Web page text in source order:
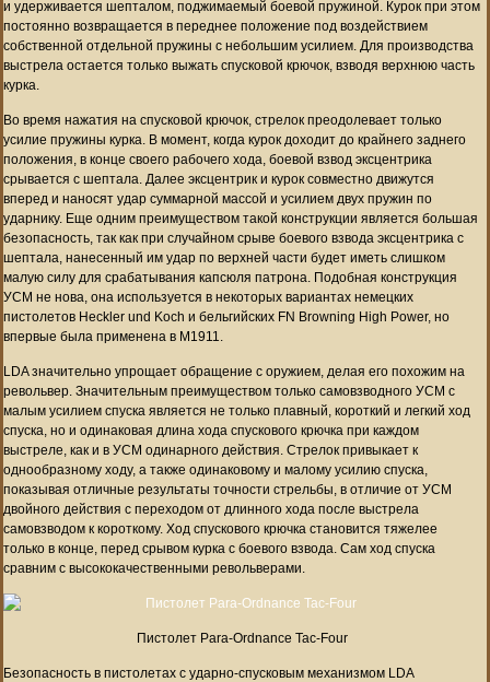
и удерживается шепталом, поджимаемый боевой пружиной. Курок при этом
постоянно возвращается в переднее положение под воздействием
собственной отдельной пружины с небольшим усилием. Для производства
выстрела остается только выжать спусковой крючок, взводя верхнюю часть
курка.
Во время нажатия на спусковой крючок, стрелок преодолевает только
усилие пружины курка. В момент, когда курок доходит до крайнего заднего
положения, в конце своего рабочего хода, боевой взвод эксцентрика
срывается с шептала. Далее эксцентрик и курок совместно движутся
вперед и наносят удар суммарной массой и усилием двух пружин по
ударнику. Еще одним преимуществом такой конструкции является большая
безопасность, так как при случайном срыве боевого взвода эксцентрика с
шептала, нанесенный им удар по верхней части будет иметь слишком
малую силу для срабатывания капсюля патрона. Подобная конструкция
УСМ не нова, она используется в некоторых вариантах немецких
пистолетов Heckler und Koch и бельгийских FN Browning High Power, но
впервые была применена в M1911.
LDA значительно упрощает обращение с оружием, делая его похожим на
револьвер. Значительным преимуществом только самовзводного УСМ с
малым усилием спуска является не только плавный, короткий и легкий ход
спуска, но и одинаковая длина хода спускового крючка при каждом
выстреле, как и в УСМ одинарного действия. Стрелок привыкает к
однообразному ходу, а также одинаковому и малому усилию спуска,
показывая отличные результаты точности стрельбы, в отличие от УСМ
двойного действия с переходом от длинного хода после выстрела
самовзводом к короткому. Ход спускового крючка становится тяжелее
только в конце, перед срывом курка с боевого взвода. Сам ход спуска
сравним с высококачественными револьверами.
Пистолет Para-Ordnance Tac-Four
Безопасность в пистолетах с ударно-спусковым механизмом LDA